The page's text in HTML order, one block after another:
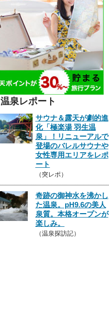
温泉レポート
サウナ＆露天が劇的進
化「極楽湯 羽生温
泉」！リニューアルで
登場のバレルサウナや
女性専用エリアをレポ
ート
（突レポ）
奇跡の御神水を沸かし
た温泉。pH9.6の美人
泉質。本格オープンが
楽しみ。
（温泉探訪記）